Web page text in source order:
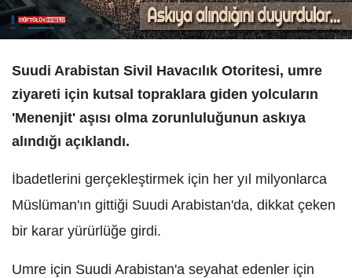
Suudi Arabistan Sivil Havacılık Otoritesi, umre
ziyareti için kutsal topraklara giden yolcuların
'Menenjit' aşısı olma zorunluluğunun askıya
alındığı açıklandı.
İbadetlerini gerçekleştirmek için her yıl milyonlarca
Müslüman'ın gittiği Suudi Arabistan'da, dikkat çeken
bir karar yürürlüğe girdi.
Umre için Suudi Arabistan'a seyahat edenler için